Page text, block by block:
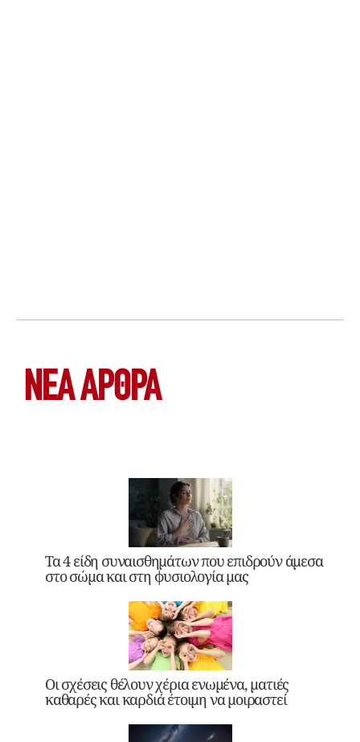
ΝΕΑ ΆΡΘΡΑ
Τα 4 είδη συναισθημάτων που επιδρούν άμεσα
στο σώμα και στη φυσιολογία μας
Οι σχέσεις θέλουν χέρια ενωμένα, ματιές
καθαρές και καρδιά έτοιμη να μοιραστεί